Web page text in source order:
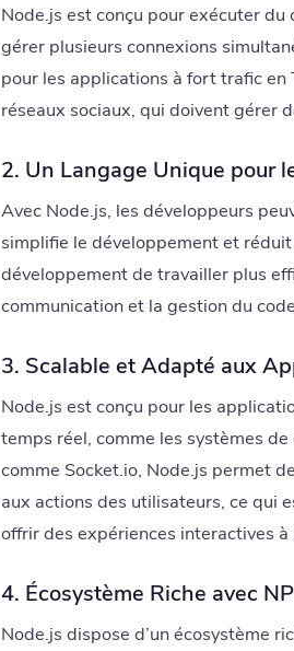
Node.js est conçu pour exécuter
gérer plusieurs connexions
pour les applications à fort trafic en
réseaux sociaux, qui doivent gérer
2. Un Langage Unique pour
Avec Node.js, les développeurs
simplifie le développement et
développement de travailler plus
communication et la gestion du
3. Scalable et Adapté aux
Node.js est conçu pour les
temps réel, comme les systèmes
comme Socket.io, Node.js permet
aux actions des utilisateurs, ce qui
offrir des expériences interactives à
4. Écosystème Riche avec
Node.js dispose d’un écosystème